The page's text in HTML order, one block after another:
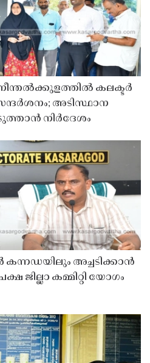
കലക്ടർ
അടിസ്ഥാന
നിർദേശം
അച്ചടിക്കാൻ
ജില്ലാ കമ്മിറ്റി യോഗം